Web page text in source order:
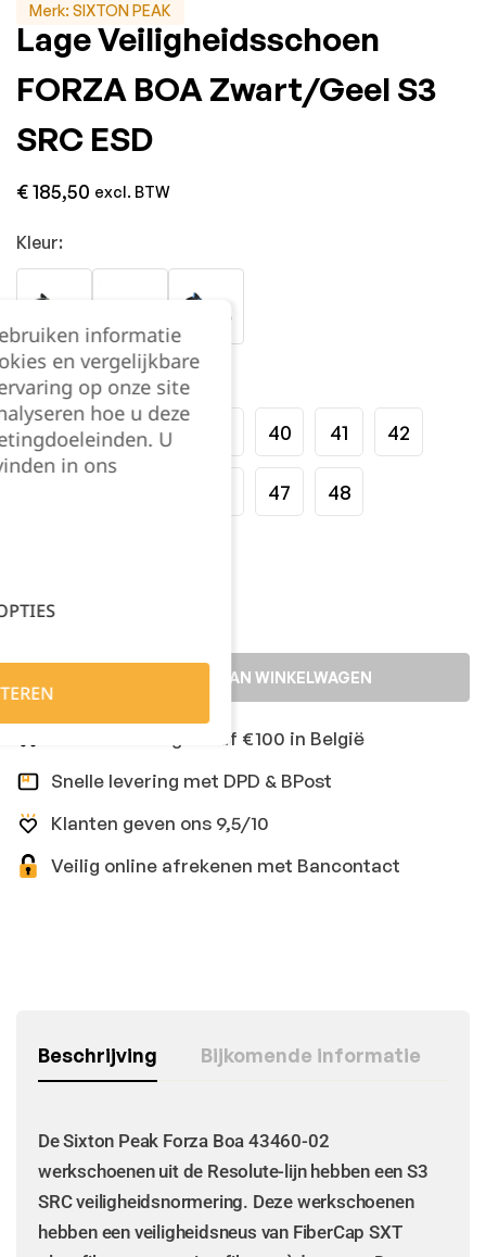
Merk: SIXTON PEAK
Lage Veiligheidsschoen
FORZA BOA Zwart/Geel S3
SRC ESD
€185,50 excl. BTW
Kleur:
Maat:
36 37 38 40 41 42
47 48
TOEVOEGEN AAN WINKELWAGEN
Gratis levering vanaf €100 in België
Snelle levering met DPD & BPost
Klanten geven ons 9,5/10
Veilig online afrekenen met Bancontact
Beschrijving Bijkomende informatie
De Sixton Peak Forza Boa 43460-02
werkschoenen uit de Resolute-lijn hebben een S3
SRC veiligheidsnormering. Deze werkschoenen
hebben een veiligheidsneus van FiberCap SXT
informatie
en vergelijkbare
op onze site
hoe u deze
U
in ons